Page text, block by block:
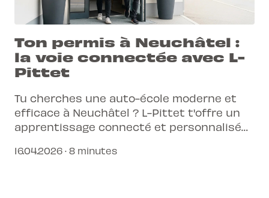
Ton permis à Neuchâtel :
la voie connectée avec L-
Pittet
Tu cherches une auto-école moderne et
efficace à Neuchâtel ? L-Pittet t'offre un
apprentissage connecté et personnalisé
16.04.2026 · 8 minutes